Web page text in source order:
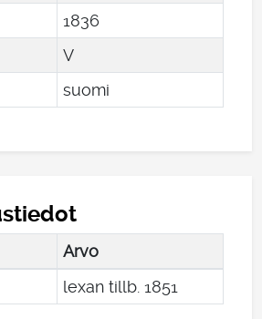
1836
V
suomi
Arvo
lexan tillb. 1851